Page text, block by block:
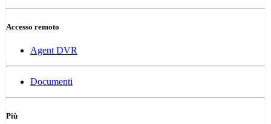
Accesso remoto
Agent DVR
Documenti
Più